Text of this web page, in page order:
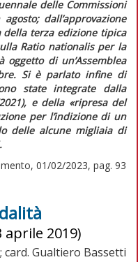
delle Commissioni
dall’approvazione
terza edizione tipica
Ratio nationalisper la
di un’Assemblea
Si è parlato infine di
state integrate dalla
e della «ripresa del
per l’indizione di un
delle alcune migliaia di
01/02/2023, pag. 93
aprile 2019)
card. Gualtiero Bassetti